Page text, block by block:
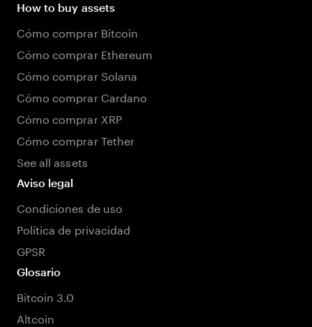
How to buy assets
Cómo comprar Bitcoin
Cómo comprar Ethereum
Cómo comprar Solana
Cómo comprar Cardano
Cómo comprar XRP
Cómo comprar Tether
See all assets
Aviso legal
Condiciones de uso
Política de privacidad
GPSR
Glosario
Bitcoin 3.0
Altcoin